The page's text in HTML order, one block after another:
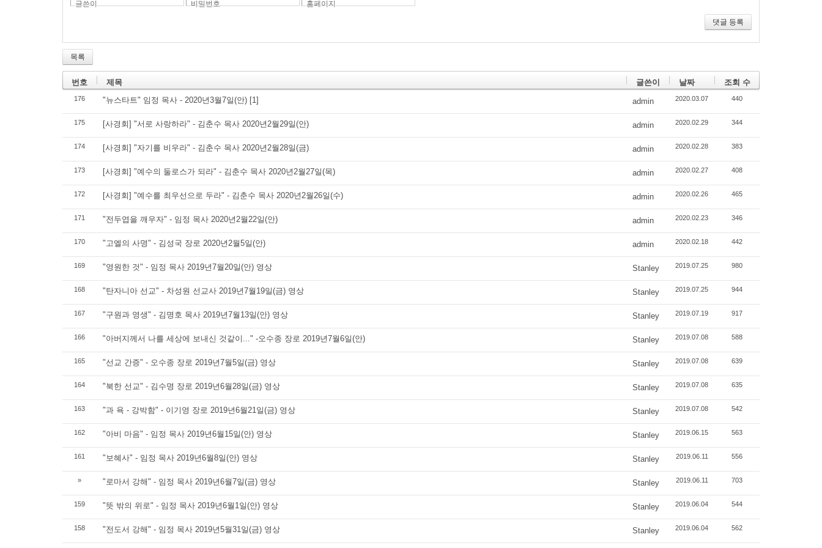
글쓴이 비밀번호 홈페이지
댓글 등록
목록
번호 제목 글쓴이 날짜 조회 수
176 "뉴스타트" 임정 목사 - 2020년3월7일(안) [1] admin 2020.03.07 440
175 [사경회] "서로 사랑하라" - 김춘수 목사 2020년2월29일(안) admin 2020.02.29 344
174 [사경회] "자기를 비우라" - 김춘수 목사 2020년2월28일(금) admin 2020.02.28 383
173 [사경회] "예수의 둘로스가 되라" - 김춘수 목사 2020년2월27일(목) admin 2020.02.27 408
172 [사경회] "예수를 최우선으로 두라" - 김춘수 목사 2020년2월26일(수) admin 2020.02.26 465
171 "전두엽을 깨우자" - 임정 목사 2020년2월22일(안) admin 2020.02.23 346
170 "고엘의 사명" - 김성국 장로 2020년2월5일(안) admin 2020.02.18 442
169 "영원한 것" - 임정 목사 2019년7월20일(안) 영상 Stanley 2019.07.25 980
168 "탄자니아 선교" - 차성원 선교사 2019년7월19일(금) 영상 Stanley 2019.07.25 944
167 "구원과 영생" - 김명호 목사 2019년7월13일(안) 영상 Stanley 2019.07.19 917
166 "아버지께서 나를 세상에 보내신 것같이..." -오수종 장로 2019년7월6일(안) Stanley 2019.07.08 588
165 "선교 간증" - 오수종 장로 2019년7월5일(금) 영상 Stanley 2019.07.08 639
164 "북한 선교" - 김수명 장로 2019년6월28일(금) 영상 Stanley 2019.07.08 635
163 "과 욕 - 강박함" - 이기영 장로 2019년6월21일(금) 영상 Stanley 2019.07.08 542
162 "아비 마음" - 임정 목사 2019년6월15일(안) 영상 Stanley 2019.06.15 563
161 "보혜사" - 임정 목사 2019년6월8일(안) 영상 Stanley 2019.06.11 556
» "로마서 강해" - 임정 목사 2019년6월7일(금) 영상 Stanley 2019.06.11 703
159 "뜻 밖의 위로" - 임정 목사 2019년6월1일(안) 영상 Stanley 2019.06.04 544
158 "전도서 강해" - 임정 목사 2019년5월31일(금) 영상 Stanley 2019.06.04 562